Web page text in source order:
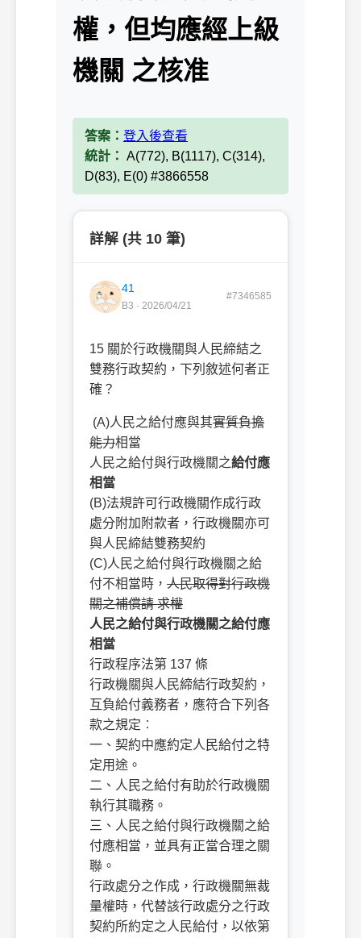
權，但均應經上級
機關 之核准
答案： 登入後查看
統計： A(772), B(1117), C(314),
D(83), E(0) #3866558
詳解 (共 10 筆)
41
B3 · 2026/04/21
#7346585
15 關於行政機關與人民締結之
雙務行政契約，下列敘述何者正
確？
(A)人民之給付應與其實質負擔
能力相當
人民之給付與行政機關之給付應
相當
(B)法規許可行政機關作成行政
處分附加附款者，行政機關亦可
與人民締結雙務契約
(C)人民之給付與行政機關之給
付不相當時， 人民取得對行政機
關之補償請 求權
人民之給付與行政機關之給付應
相當
行政程序法第 137 條
行政機關與人民締結行政契約，
互負給付義務者，應符合下列各
款之規定︰
一、契約中應約定人民給付之特
定用途。
二、人民之給付有助於行政機關
執行其職務。
三、人民之給付與行政機關之給
付應相當，並具有正當合理之關
聯。
行政處分之作成，行政機關無裁
量權時，代替該行政處分之行政
契約所約定之人民給付，以依第